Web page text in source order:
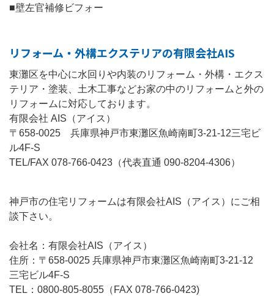
■壁左官補修ビフォー
リフォーム・外構エクステリアの有限会社AIS
東灘区を中心に水回りや内装のリフォーム・外構・エクス
テリア・塗装、土木工事などお家の中のリフォームと外の
リフォームに対応しております。
有限会社 AIS（アイス）
〒658-0025 兵庫県神戸市東灘区魚崎南町3-21-12三宅ビ
ル4F-S
TEL/FAX 078-766-0423（代表直通 090-8204-4306）
神戸市の住宅リフォームは有限会社AIS（アイス）にご相
談下さい。
会社名：有限会社AIS（アイス）
住所：〒658-0025 兵庫県神戸市東灘区魚崎南町3-21-12
三宅ビル4F-S
TEL：0800-805-8055（FAX 078-766-0423)